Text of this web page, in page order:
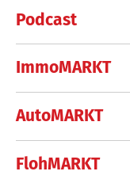
Podcast
ImmoMARKT
AutoMARKT
FlohMARKT